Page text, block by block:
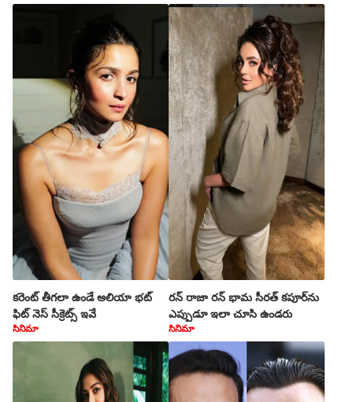
కరెంట్ తీగలా ఉండే అలియా భట్
ఫిట్ నెస్ సీక్రెట్స్ ఇవే
రన్ రాజా రన్ భామ సీరత్ కపూర్‌ను
ఎప్పుడూ ఇలా చూసి ఉండరు
సినిమా సినిమా